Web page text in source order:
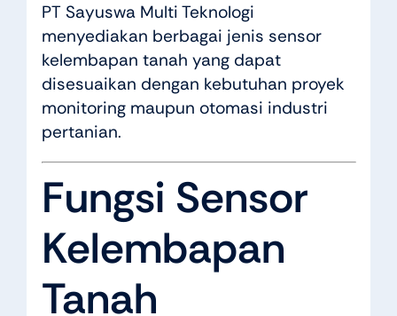
PT Sayuswa Multi Teknologi
menyediakan berbagai jenis sensor
kelembapan tanah yang dapat
disesuaikan dengan kebutuhan proyek
monitoring maupun otomasi industri
pertanian.
Fungsi Sensor
Kelembapan
Tanah